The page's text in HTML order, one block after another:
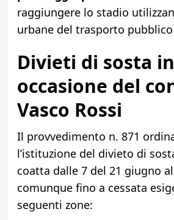
raggiungere lo stadio
urbane del trasporto
Divieti di sosta in
occasione del
Vasco Rossi
Il provvedimento n. 871
l’istituzione del divieto di
coatta dalle 7 del 21 giugno
comunque fino a cessata
seguenti zone: